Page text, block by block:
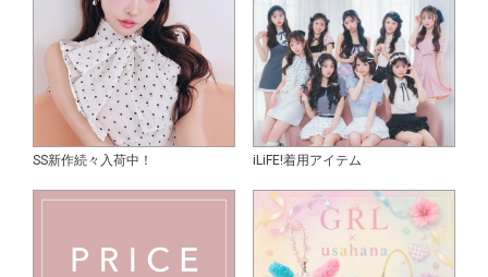
SS新作続々入荷中！ iLiFE!着用アイテム